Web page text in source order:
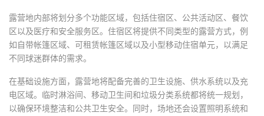
露营地内部将划分多个功能区域，包括住宿区、公共活动区、餐饮
区以及医疗和安全服务区。住宿区将提供不同类型的露营方式，例
如自带帐篷区域、可租赁帐篷区域以及小型移动住宿单元，以满足
不同球迷群体的需求。
在基础设施方面，露营地将配备完善的卫生设施、供水系统以及充
电区域。临时淋浴间、移动卫生间和垃圾分类系统都将统一规划，
以确保环境整洁和公共卫生安全。同时，场地还会设置照明系统和